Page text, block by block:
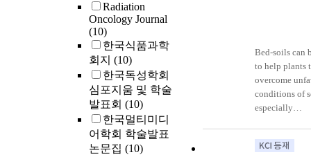
Radiation
Oncology Journal
(10)
한국식품과학
회지 (10)
한국독성학회
심포지움 및 학술
발표회 (10)
한국멀티미디
어학회 학술발표
논문집 (10)
Bed-soils can
to help plants
overcome
conditions of
especially
conducted to